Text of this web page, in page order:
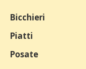
Bicchieri
Piatti
Posate